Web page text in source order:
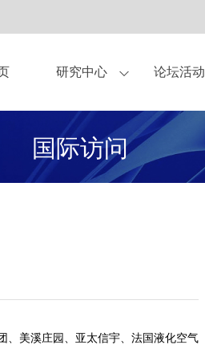
研究中心
书籍
论坛活动
青年论坛 CEO研讨
亚布力论坛理事
显示方案合作商 企业家健
合作伙伴-会员
亚布力企业家论坛永久会址
国际访问
、美溪庄园、亚太信宇、法国液化空气